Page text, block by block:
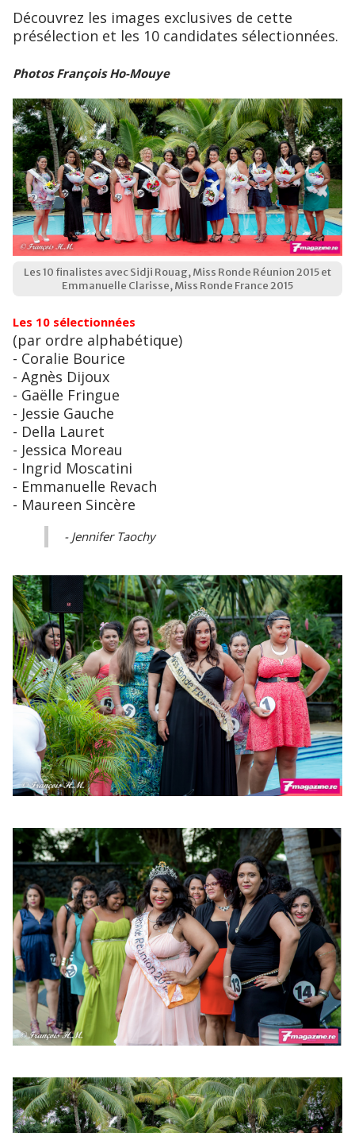
Découvrez les images exclusives de cette
présélection et les 10 candidates sélectionnées.
Photos François Ho-Mouye
Les 10 finalistes avec Sidji Rouag, Miss Ronde Réunion 2015 et
Emmanuelle Clarisse, Miss Ronde France 2015
Les 10 sélectionnées
(par ordre alphabétique)
- Coralie Bourice
- Agnès Dijoux
- Gaëlle Fringue
- Jessie Gauche
- Della Lauret
- Jessica Moreau
- Ingrid Moscatini
- Emmanuelle Revach
- Maureen Sincère
- Jennifer Taochy